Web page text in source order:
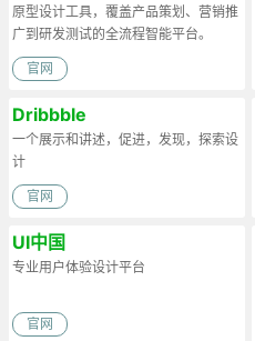
原型设计工具，覆盖产品策划、营销推
广到研发测试的全流程智能平台。
官网
Dribbble
一个展示和讲述，促进，发现，探索设
计
官网
UI中国
专业用户体验设计平台
官网